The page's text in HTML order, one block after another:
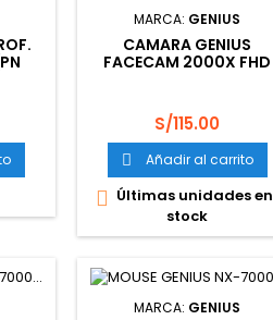
MARCA: GENIUS
CAMARA GENIUS
FACECAM 2000X FHD
Precio
S/115.00
 Añadir al carrito
 Últimas unidades en
stock
MARCA: GENIUS